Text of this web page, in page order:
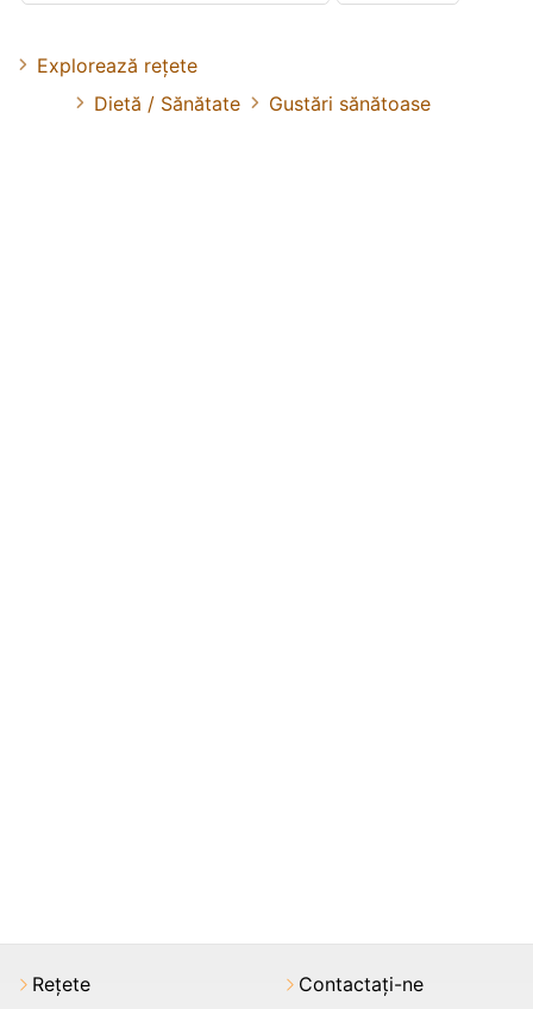
Explorează rețete
Dietă / Sănătate
Gustări sănătoase
Rețete Contactați-ne